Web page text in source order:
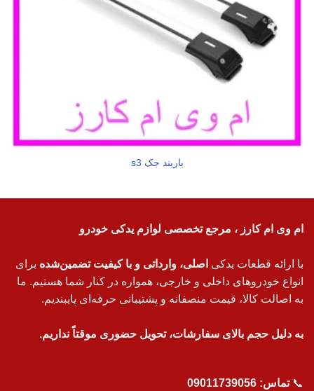
باربند جک s3
ام وی ام کارز ، مرجع تخصصی لوازم یدکی خودرو
با ارائه قطعات یدکی اصلی، وارداتی و با کیفیت تضمین‌شده برای
انواع خودروهای داخلی و خارجی، همواره در کنار شما هستیم. ما
به اصالت کالا، قیمت منصفانه و پشتیبانی حرفه‌ای پایبندیم.
به دلیل حجم بالای سفارشات، تحویل حضوری موقتاً نداریم.
📞تماس: 09011739056